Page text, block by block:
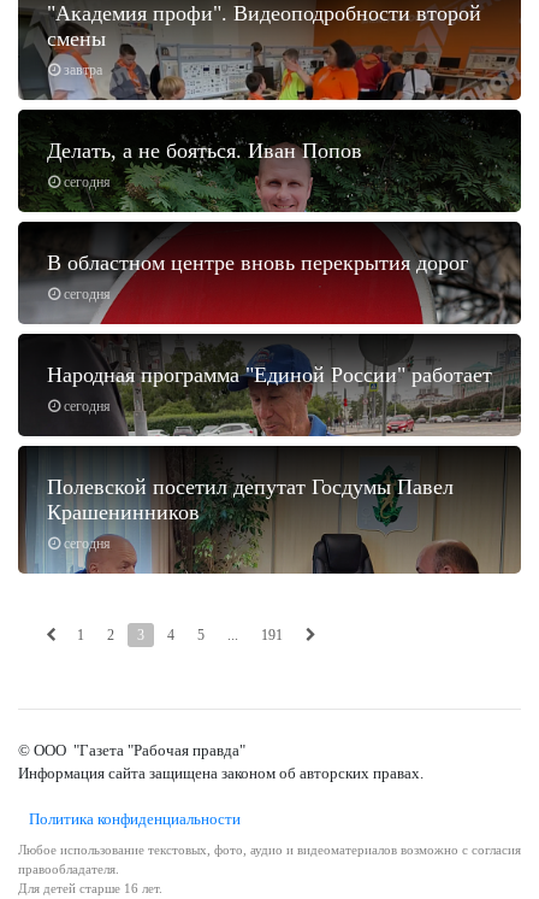
завтра
"Академия профи". Видеоподробности второй
смены
сегодня
Делать, а не бояться. Иван Попов
сегодня
В областном центре вновь перекрытия дорог
сегодня
Народная программа "Единой России" работает
сегодня
Полевской посетил депутат Госдумы Павел
Крашенинников
1 2 3 4 5 ... 191
© ООО "Газета "Рабочая правда"
Информация сайта защищена законом об авторских правах.
Политика конфиденциальности
Любое использование текстовых, фото, аудио и видеоматериалов возможно с согласия
правообладателя.
Для детей старше 16 лет.